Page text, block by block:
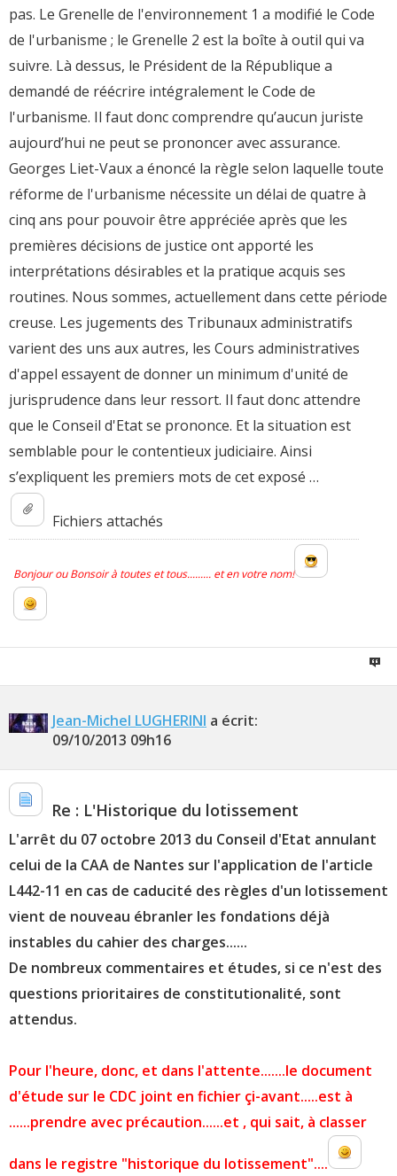
pas. Le Grenelle de l'environnement 1 a modifié le Code
de l'urbanisme ; le Grenelle 2 est la boîte à outil qui va
suivre. Là dessus, le Président de la République a
demandé de réécrire intégralement le Code de
l'urbanisme. Il faut donc comprendre qu’aucun juriste
aujourd’hui ne peut se prononcer avec assurance.
Georges Liet-Vaux a énoncé la règle selon laquelle toute
réforme de l'urbanisme nécessite un délai de quatre à
cinq ans pour pouvoir être appréciée après que les
premières décisions de justice ont apporté les
interprétations désirables et la pratique acquis ses
routines. Nous sommes, actuellement dans cette période
creuse. Les jugements des Tribunaux administratifs
varient des uns aux autres, les Cours administratives
d'appel essayent de donner un minimum d'unité de
jurisprudence dans leur ressort. Il faut donc attendre
que le Conseil d'Etat se prononce. Et la situation est
semblable pour le contentieux judiciaire. Ainsi
s’expliquent les premiers mots de cet exposé …
Fichiers attachés
Bonjour ou Bonsoir à toutes et tous......... et en votre nom!
Jean-Michel LUGHERINI a écrit:
09/10/2013 09h16
Re : L'Historique du lotissement
L'arrêt du 07 octobre 2013 du Conseil d'Etat annulant
celui de la CAA de Nantes sur l'application de l'article
L442-11 en cas de caducité des règles d'un lotissement
vient de nouveau ébranler les fondations déjà
instables du cahier des charges......
De nombreux commentaires et études, si ce n'est des
questions prioritaires de constitutionalité, sont
attendus.
Pour l'heure, donc, et dans l'attente.......le document
d'étude sur le CDC joint en fichier çi-avant.....est à
......prendre avec précaution......et , qui sait, à classer
dans le registre "historique du lotissement"....